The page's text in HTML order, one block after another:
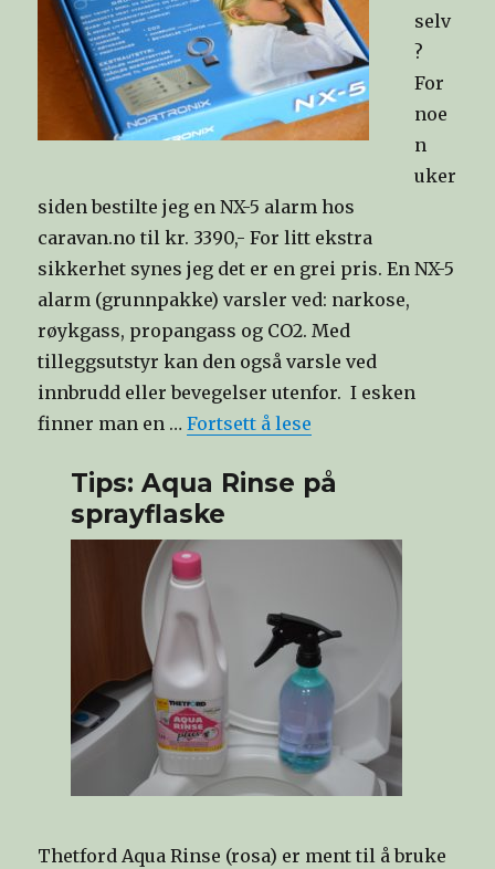
selv
?
For
noe
n
uker
siden bestilte jeg en NX-5 alarm hos
caravan.no til kr. 3390,- For litt ekstra
sikkerhet synes jeg det er en grei pris. En NX-5
alarm (grunnpakke) varsler ved: narkose,
røykgass, propangass og CO2. Med
tilleggsutstyr kan den også varsle ved
innbrudd eller bevegelser utenfor. I esken
finner man en …Fortsett å lese
Tips: Aqua Rinse på
sprayflaske
Thetford Aqua Rinse (rosa) er ment til å bruke